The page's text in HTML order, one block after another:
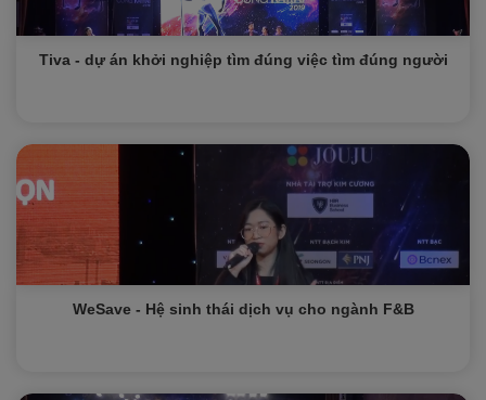
Tiva - dự án khởi nghiệp tìm đúng việc tìm đúng người
WeSave - Hệ sinh thái dịch vụ cho ngành F&B